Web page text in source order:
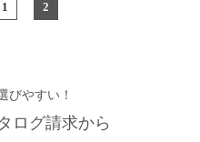
1 2
びやすい！
ログ請求から